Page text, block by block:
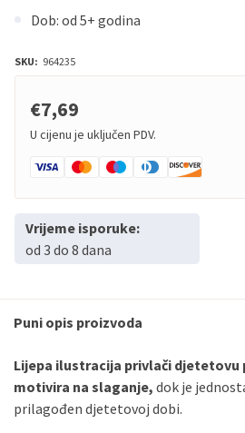
Dob: od 5+ godina
SKU: 964235
€7,69
U cijenu je uključen PDV.
Vrijeme isporuke:
od 3 do 8 dana
Puni opis proizvoda
Lijepa ilustracija privlači djetetovu
motivira na slaganje, dok je
prilagođen djetetovoj dobi.